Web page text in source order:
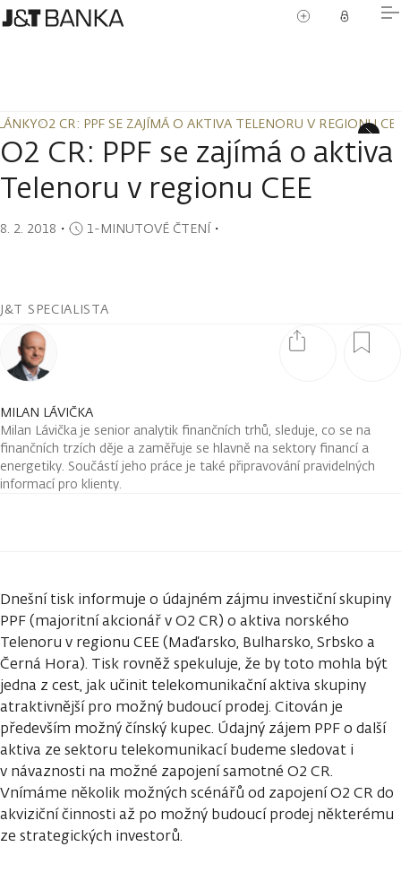
O2 CR: PPF SE ZAJÍMÁ O AKTIVA TELENORU V REGIONU
O2 CR: PPF SE ZAJÍMÁ O AKTIVA TELENORU V REGIONU
O2 CR: PPF se zajímá o aktiva
Telenoru v regionu CEE
8. 2. 2018 ・ 1-MINUTOVÉ ČTENÍ・
J&T SPECIALISTA
MILAN LÁVIČKA
Milan Lávička je senior analytik finančních trhů, sleduje, co se na
finančních trzích děje a zaměřuje se hlavně na sektory financí a
energetiky. Součástí jeho práce je také připravování pravidelných
informací pro klienty.
Dnešní tisk informuje o údajném zájmu investiční skupiny
PPF (majoritní akcionář v O2 CR) o aktiva norského
Telenoru v regionu CEE (Maďarsko, Bulharsko, Srbsko a
Černá Hora). Tisk rovněž spekuluje, že by toto mohla být
jedna z cest, jak učinit telekomunikační aktiva skupiny
atraktivnější pro možný budoucí prodej. Citován je
především možný čínský kupec. Údajný zájem PPF o další
aktiva ze sektoru telekomunikací budeme sledovat i
v návaznosti na možné zapojení samotné O2 CR.
Vnímáme několik možných scénářů od zapojení O2 CR do
akviziční činnosti až po možný budoucí prodej některému
ze strategických investorů.